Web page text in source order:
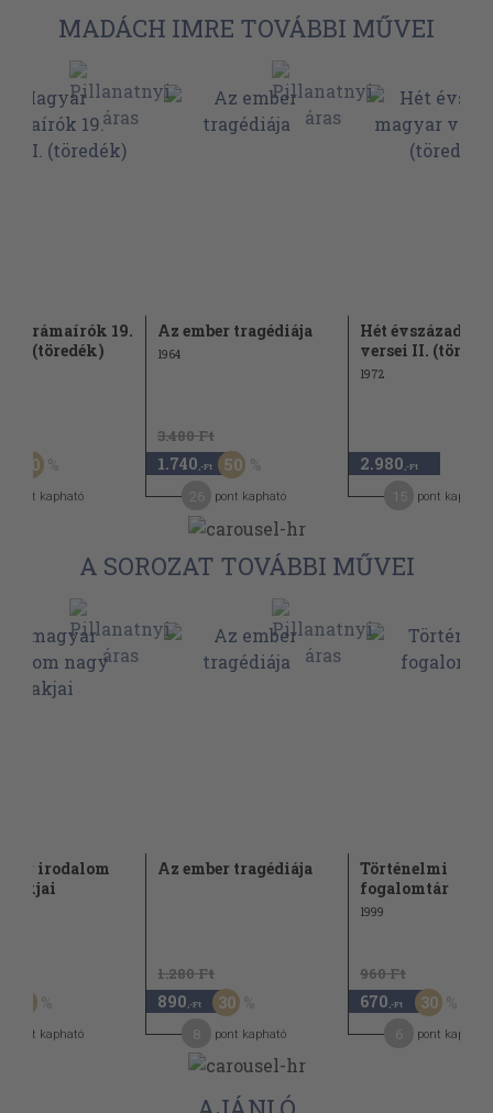
MADÁCH IMRE TOVÁBBI MŰVEI
drámaírók 19.
II. (töredék)
30
pont kapható
Az ember tragédiája
1964
3.480 Ft
1.740 ,-Ft 50
pont kapható
Hét évszázad
versei II.
1972
2.980 ,-Ft
pont kapható
A SOROZAT TOVÁBBI MŰVEI
irodalom
pont kapható
Az ember tragédiája
1.280 Ft
890 ,-Ft 30
pont kapható
Történelmi
fogalomtár
1999
960 Ft
670 ,-Ft 30
pont kapható